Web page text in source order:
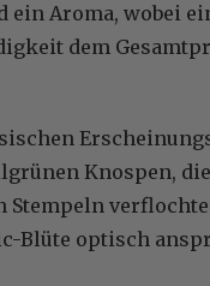
ein Aroma, wobei
dem
Knospen,
Stempeln
Blüte optisch